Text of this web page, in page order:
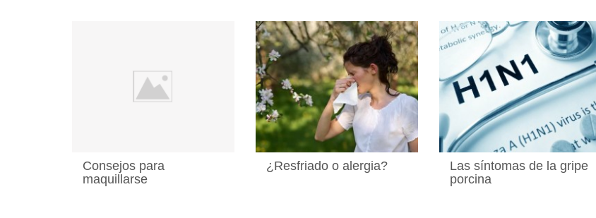
Consejos para
maquillarse
¿Resfriado o alergia?
Las síntomas de la gripe
porcina